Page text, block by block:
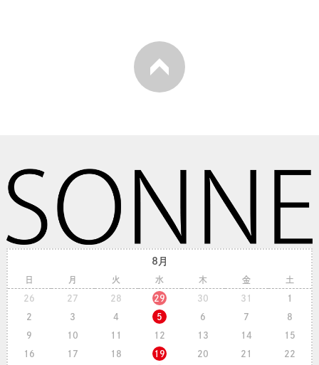
8月
日 月 火 水 木 金 土
26 27 28 29 30 31 1
2 3 4 5 6 7 8
9 10 11 12 13 14 15
16 17 18 19 20 21 22